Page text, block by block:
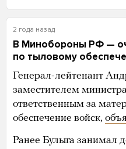
2 года назад
В Минобороны РФ —
по тыловому
Генерал-лейтенант
заместителем
ответственным за
обеспечение войск,
Ранее Булыга занимал